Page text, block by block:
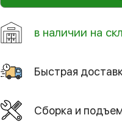
в наличии на
Быстрая
Сборка и